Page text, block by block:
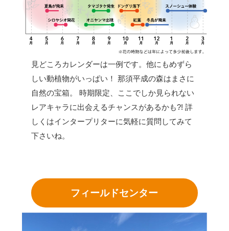
見どころカレンダーは一例です。他にもめずら
しい動植物がいっぱい！ 那須平成の森はまさに
自然の宝箱。
時期限定、ここでしか見られない
レアキャラに出会えるチャンスがあるかも?! 詳
しくはインタープリターに気軽に質問してみて
下さいね。
フィールドセンター